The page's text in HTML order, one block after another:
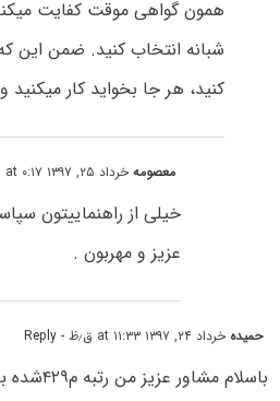
همون گواهی موقت کفایت میکنه.
شبانه انتخاب کنید. ضمن این
کنید، هر جا بخواید کار
معصومهخرداد ۲۵, ۱۳۹۷ at ۰:۱۷ ق٫ظ
خیلی از راهنماییتون
عزیز و مهربون .
حمیده خرداد ۲۴, ۱۳۹۷ at ۱۱:۳۳ ق٫ظ - Reply